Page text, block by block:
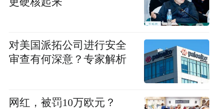
对美国派拓公司进行安全
审查有何深意？专家解析
网红，被罚10万欧元？